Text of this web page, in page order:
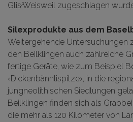
Glis⁄Weisweil zugeschlagen
Silexprodukte aus dem
Weitergehende Untersuchungen
den Beilklingen auch zahlreiche
fertige Geräte, wie zum Beispiel
‹Dickenbännlispitze›, in die
jungneolithischen Siedlungen
Beilklingen finden sich als
die mehr als 120 Kilometer von